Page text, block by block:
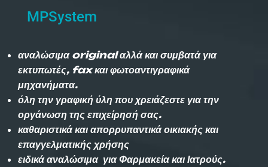
MPSystem
αναλώσιμα original αλλά και συμβατά για
εκτυπωτές, fax και φωτοαντιγραφικά
μηχανήματα.
όλη την γραφική ύλη που χρειάζεστε για την
οργάνωση της επιχείρησή σας.
καθαριστικά και απορρυπαντικά οικιακής και
επαγγελματικής χρήσης
ειδικά αναλώσιμα για Φαρμακεία και Ιατρούς.